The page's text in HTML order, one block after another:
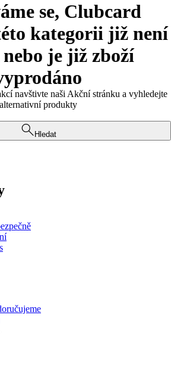
se, Clubcard
kategorii již není
je již zboží
navštivte naši Akční stránku a vyhledejte
alternativní produkty
Hledat